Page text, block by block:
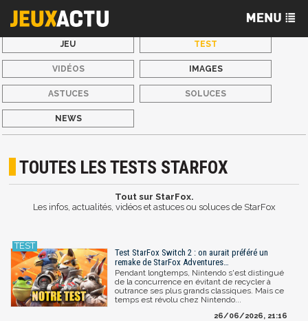
JEU TEST
VIDÉOS IMAGES
ASTUCES SOLUCES
NEWS
TOUTES LES TESTS STARFOX
Tout sur StarFox.
Les infos, actualités, vidéos et astuces ou soluces de StarFox
Test StarFox Switch 2 : on aurait préféré un
remake de StarFox Adventures…
Pendant longtemps, Nintendo s'est distingué
de la concurrence en évitant de recycler à
outrance ses plus grands classiques. Mais ce
temps est révolu chez Nintendo...
26/06/2026, 21:16